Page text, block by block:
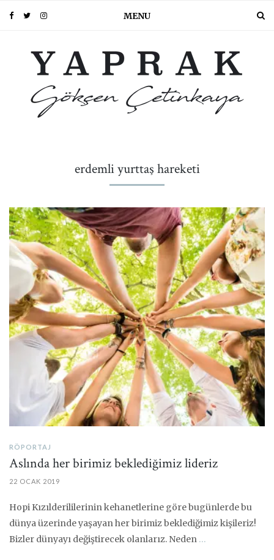
MENU
erdemli yurttaş hareketi
PIN IT
RÖPORTAJ
Aslında her birimiz beklediğimiz lideriz
22 OCAK 2019
Hopi Kızılderililerinin kehanetlerine göre bugünlerde bu
dünya üzerinde yaşayan her birimiz beklediğimiz kişileriz!
Bizler dünyayı değiştirecek olanlarız. Neden …